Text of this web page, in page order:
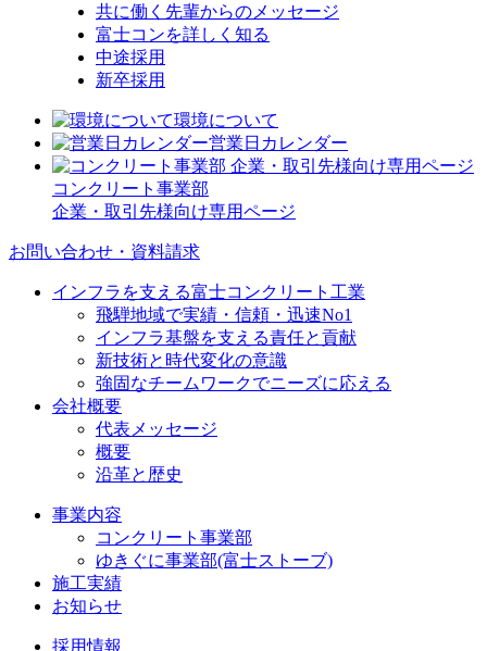
共に働く先輩からのメッセージ
富士コンを詳しく知る
中途採用
新卒採用
環境について
営業日カレンダー
コンクリート事業部
企業・取引先様向け専用ページ
お問い合わせ・資料請求
インフラを支える富士コンクリート工業
飛騨地域で実績・信頼・迅速No1
インフラ基盤を支える責任と貢献
新技術と時代変化の意識
強固なチームワークでニーズに応える
会社概要
代表メッセージ
概要
沿革と歴史
事業内容
コンクリート事業部
ゆきぐに事業部(富士ストーブ)
施工実績
お知らせ
採用情報